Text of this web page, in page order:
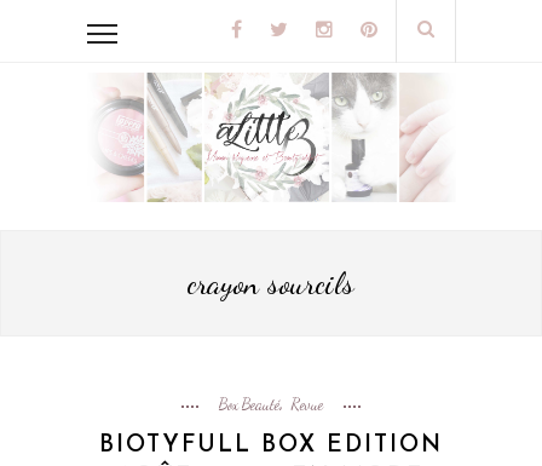
crayon sourcils
Box Beauté, Revue
BIOTYFULL BOX EDITION